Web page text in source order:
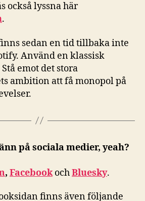
ocksålyssna här
.
sedan en tid tillbaka inte
Använd en klassisk
emot det stora
ambition att få monopol på
på sociala medier, yeah?
, FacebookochBluesky.
finns även följande